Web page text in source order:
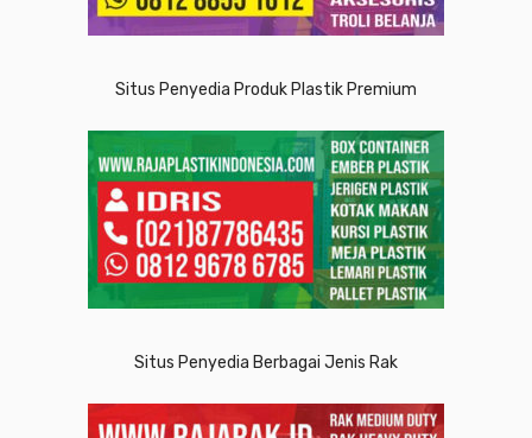
Situs Penyedia Produk Plastik Premium
Situs Penyedia Berbagai Jenis Rak